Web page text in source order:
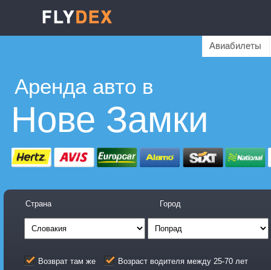
Авиабилеты
Аренда авто в
Нове Замки
Страна Город
Возврат там же
Возраст водителя между 25-70 лет